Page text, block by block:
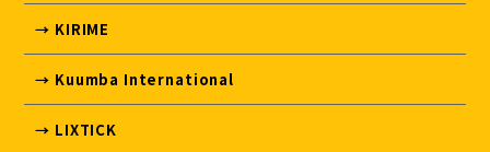
→ KIRIME
→ Kuumba International
→ LIXTICK